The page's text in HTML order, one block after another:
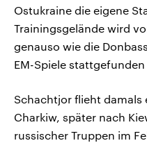
Ostukraine die eigene
Trainingsgelände wird
genauso wie die
EM-Spiele
Schachtjor flieht damals
Charkiw, später nach
russischer Truppen im